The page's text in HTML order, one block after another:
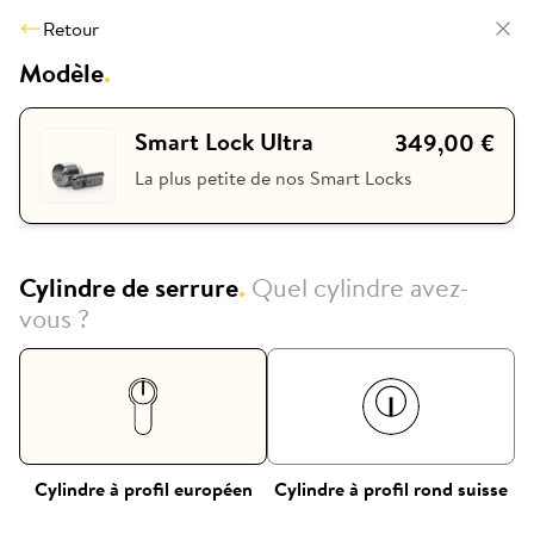
Retour
Modèle.
Smart Lock Ultra 349,00 €
La plus petite de nos Smart Locks
Cylindre de serrure. Quel cylindre avez-
vous ?
Cylindre à profil européen Cylindre à profil rond suisse